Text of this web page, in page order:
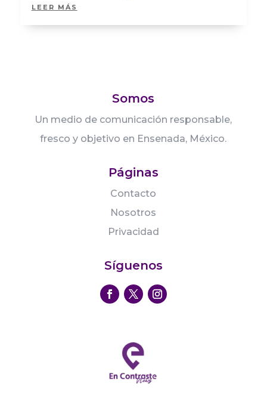
LEER MÁS
Somos
Un medio de comunicación responsable,
fresco y objetivo en Ensenada, México.
Páginas
Contacto
Nosotros
Privacidad
Síguenos